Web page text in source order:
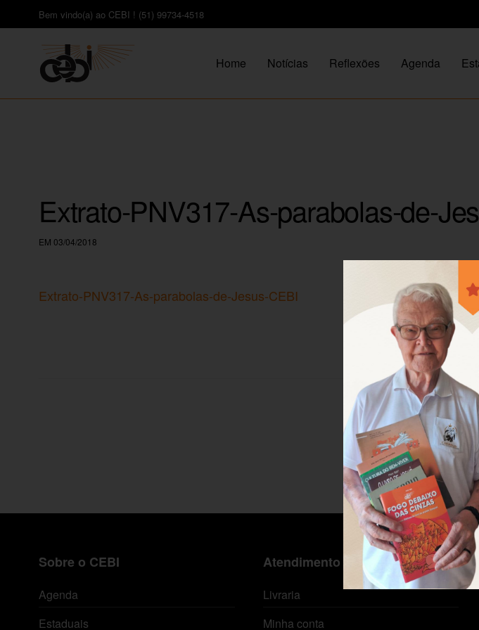
Bem vindo(a) ao CEBI ! (51) 99734-4518
Home Notícias Reflexões Agenda
Extrato-PNV317-As-parabolas-de-
EM 03/04/2018
Extrato-PNV317-As-parabolas-de-Jesus-CEBI
Sobre o CEBI
Agenda
Estaduais
Atendimento ao Cliente
Livraria
Minha conta